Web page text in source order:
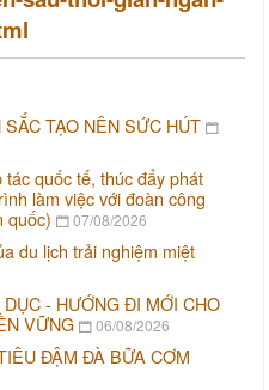
TẠO NÊN SỨC HÚT
quốc tế, thúc đẩy phát
làm việc với đoàn công
quốc)
07/08/2026
du lịch trải nghiệm miệt
- HƯỚNG ĐI MỚI CHO
VỮNG
06/08/2026
ĐẬM ĐÀ BỮA CƠM